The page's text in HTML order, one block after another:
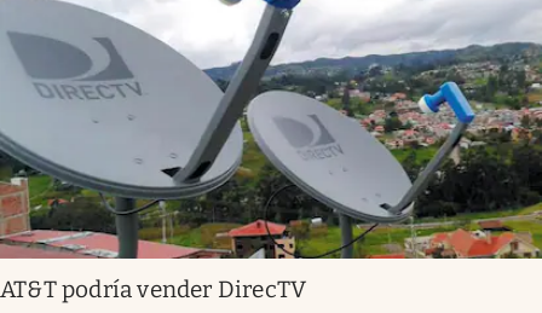
AT&T podría vender DirecTV